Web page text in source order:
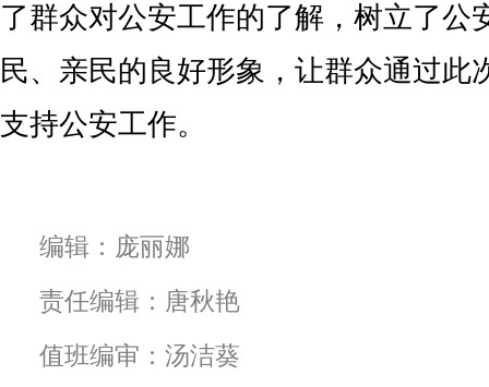
了群众对公安工作的了解，树立了公
民、亲民的良好形象，让群众通过此
支持公安工作。
编辑：庞丽娜
责任编辑：唐秋艳
值班编审：汤洁葵